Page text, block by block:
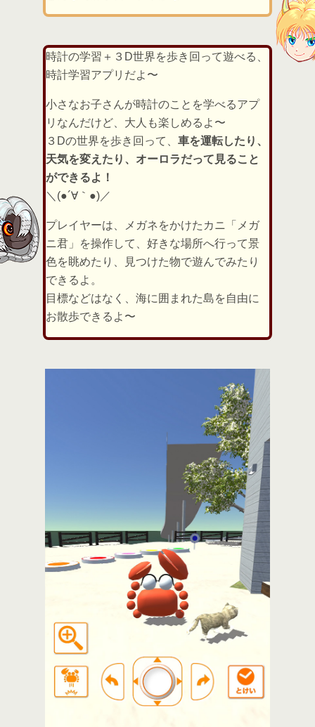
時計の学習＋３D世界を歩き回って遊べる、
時計学習アプリだよ〜
小さなお子さんが時計のことを学べるアプ
リなんだけど、大人も楽しめるよ〜
３Dの世界を歩き回って、 車を運転したり、
天気を変えたり、オーロラだって見ること
ができるよ！
＼(●´∀｀●)／
プレイヤーは、メガネをかけたカニ「メガ
ニ君」を操作して、好きな場所へ行って景
色を眺めたり、見つけた物で遊んでみたり
できるよ。
目標などはなく、海に囲まれた島を自由に
お散歩できるよ〜